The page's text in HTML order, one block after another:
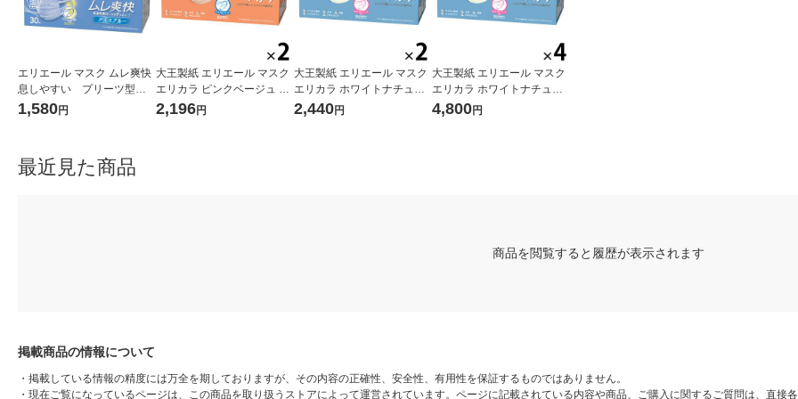
エリエール マスク ムレ爽快
息しやすい プリーツ型
幅広耳ゴム アイスブル- ふ
1,580円
大王製紙 エリエール マスク
エリカラ ピンクベージュ ふ
つうサイズ 1セット（30枚
2,196円
大王製紙 エリエール マスク
エリカラ ホワイトナチュラ
ル ふつうサイズ 1セット（3
2,440円
大王製紙 エリエール マスク
エリカラ ホワイトナチュラ
ル ふつうサイズ 1セット（3
4,800円
最近見た商品
商品を閲覧すると履歴が表示されます
掲載商品の情報について
・ 掲載している情報の精度には万全を期しておりますが、その内容の正確性、安全性、有用性を保証するものではありません。
・ 現在ご覧になっているページは、この商品を取り扱うストアによって運営されています。ページに記載されている内容や商品、ご購入に関するご質問は、直接